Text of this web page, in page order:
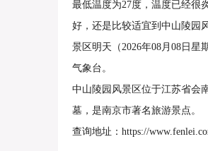
最低温度为27度，温度已经很
好，还是比较适宜到中山陵园
景区明天（2026年08月08日
气象台。
中山陵园风景区位于江苏省会
墓，是南京市著名旅游景点。
查询地址：https://